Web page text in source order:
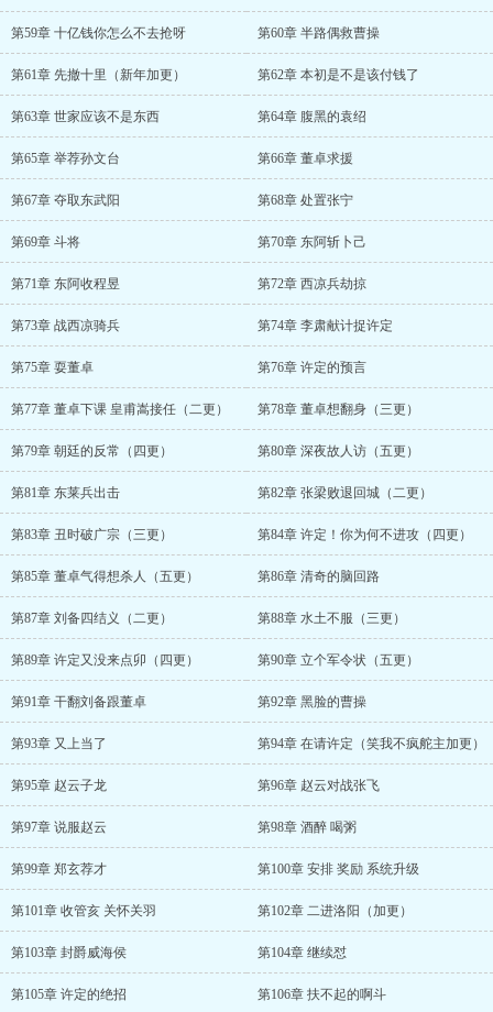
第59章 十亿钱你怎么不去抢呀 第60章 半路偶救曹操
第61章 先撤十里（新年加更） 第62章 本初是不是该付钱了
第63章 世家应该不是东西 第64章 腹黑的袁绍
第65章 举荐孙文台 第66章 董卓求援
第67章 夺取东武阳 第68章 处置张宁
第69章 斗将 第70章 东阿斩卜己
第71章 东阿收程昱 第72章 西凉兵劫掠
第73章 战西凉骑兵 第74章 李肃献计捉许定
第75章 耍董卓 第76章 许定的预言
第77章 董卓下课 皇甫嵩接任（二更） 第78章 董卓想翻身（三更）
第79章 朝廷的反常（四更） 第80章 深夜故人访（五更）
第81章 东莱兵出击 第82章 张梁败退回城（二更）
第83章 丑时破广宗（三更） 第84章 许定！你为何不进攻（四更）
第85章 董卓气得想杀人（五更） 第86章 清奇的脑回路
第87章 刘备四结义（二更） 第88章 水土不服（三更）
第89章 许定又没来点卯（四更） 第90章 立个军令状（五更）
第91章 干翻刘备跟董卓 第92章 黑脸的曹操
第93章 又上当了 第94章 在请许定（笑我不疯舵主加更）
第95章 赵云子龙 第96章 赵云对战张飞
第97章 说服赵云 第98章 酒醉 喝粥
第99章 郑玄荐才 第100章 安排 奖励 系统升级
第101章 收管亥 关怀关羽 第102章 二进洛阳（加更）
第103章 封爵威海侯 第104章 继续怼
第105章 许定的绝招 第106章 扶不起的啊斗